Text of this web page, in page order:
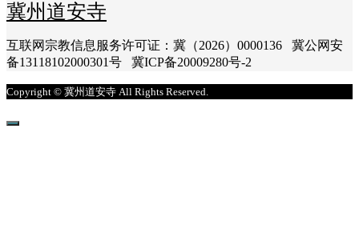
冀州道安寺
互联网宗教信息服务许可证：冀（2026）0000136 冀公网安
备13118102000301号 冀ICP备20009280号-2
Copyright © 冀州道安寺 All Rights Reserved.